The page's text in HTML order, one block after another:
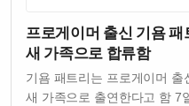
프로게이머 출신 기욤 패
새 가족으로 합류함
기욤 패트리는 프로게이머 출
새 가족으로 출연한다고 함 7